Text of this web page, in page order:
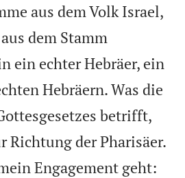
aus dem Volk Israel,
dem Stamm
ein echter Hebräer, ein
Hebräern. Was die
betrifft,
Richtung der Pharisäer.
Engagement geht: